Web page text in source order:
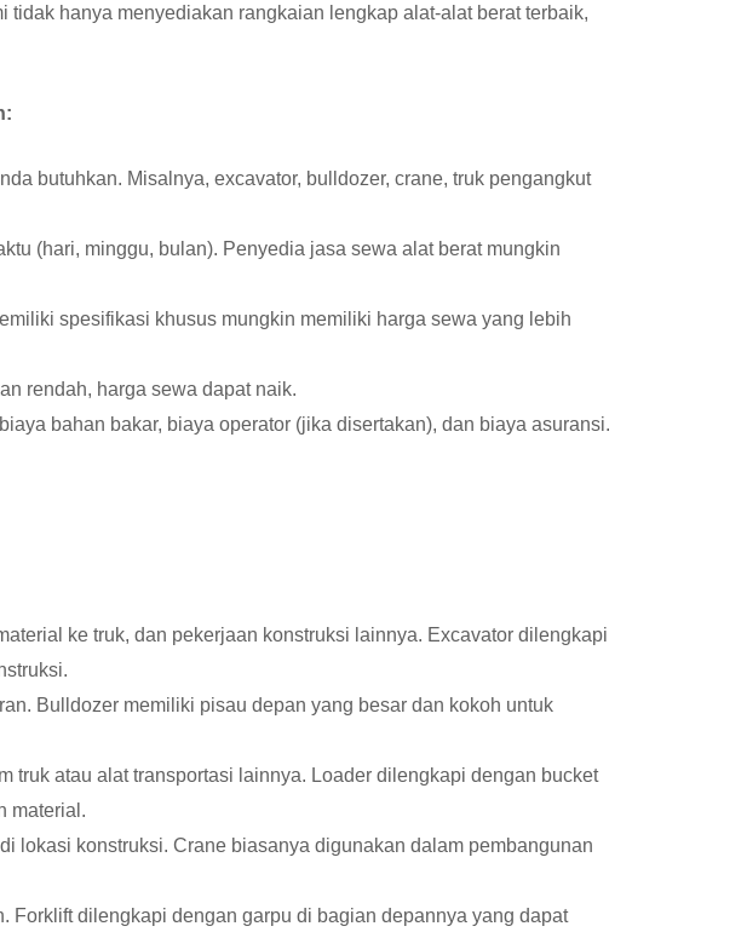
hanya menyediakan rangkaian lengkap alat-alat berat terbaik,
butuhkan. Misalnya, excavator, bulldozer, crane, truk pengangkut
(hari, minggu, bulan). Penyedia jasa sewa alat berat mungkin
spesifikasi khusus mungkin memiliki harga sewa yang lebih
rendah, harga sewa dapat naik.
bahan bakar, biaya operator (jika disertakan), dan biaya asuransi.
ke truk, dan pekerjaan konstruksi lainnya. Excavator dilengkapi
Bulldozer memiliki pisau depan yang besar dan kokoh untuk
truk atau alat transportasi lainnya. Loader dilengkapi dengan bucket
material.
lokasi konstruksi. Crane biasanya digunakan dalam pembangunan
Forklift dilengkapi dengan garpu di bagian depannya yang dapat